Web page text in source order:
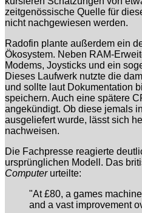
zeitgenössische Quelle für
nicht nachgewiesen werden.
Radofin plante außerdem ein
Ökosystem. Neben RAM-
Modems, Joysticks und ein
Dieses Laufwerk nutzte die
und sollte laut Dokumentation
speichern. Auch eine spätere
angekündigt. Ob diese jemals
ausgeliefert wurde, lässt sich
nachweisen.
Die Fachpresse reagierte
ursprünglichen Modell. Das
Computerurteilte:
"At £80, a games
and a vast improvement